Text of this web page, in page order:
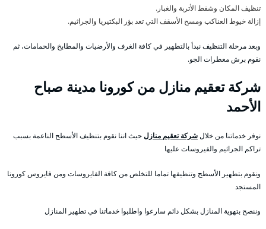
تنظيف المكان وشفط الأتربة والغبار.
إزالة خيوط العناكب ومسح الأسقف التي تعد بؤر البكتيريا والجراثيم.
وبعد مرحلة التنظيف نبدأ بالتطهير في كافة الغرف والأرضيات والمطابخ والحمامات، ثم
نقوم برش معطرات الجو.
شركة تعقيم منازل من كورونا مدينة صباح
الأحمد
نوفر خدماتنا من خلالشركة تعقيم منازلحيث اننا نقوم بتنظيف الأسطح الناعمة بسبب
تراكم الجراثيم والفيروسات عليها
ونقوم بتطهير الأسطح وتنظيفها تماما للتخلص من كافة الفايروسات ومن فايروس كورونا
المستجد
وننصح بتهوية المنازل بشكل دائم سارعوا واطلبوا خدماتنا في تطهير المنازل